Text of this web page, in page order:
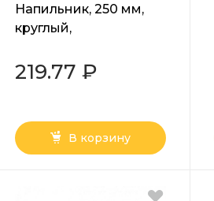
Напильник, 250 мм,
круглый,
рукоятка, №2 Сибртех
219.77 ₽
В корзину